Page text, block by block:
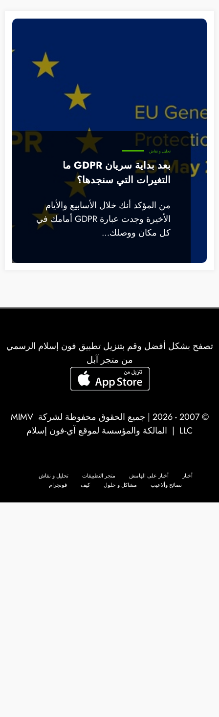
تحليل و نقاش
بعد بداية سريان GDPR ما
التغيرات التي سنجدها؟
من المؤكد أنك خلال الأسابيع والأيام
الأخيرة وجدت عبارة GDPR أمامك في
كل مكان ووصلك…
تصفح بشكل أفضل وقم بتنزيل تطبيق فون إسلام الرسمي
من متجر آبل
© 2007 - 2026 | جميع الحقوق محفوظة لشركة
MIMV
LLC | المالكة والمؤسسة لموقع آي-فون إسلام
أخبار أخبار على الهامش متجر التطبيقات
تحليل و نقاش
نصائح وألاعيب
مشاكل و حلول كيف فونجرام